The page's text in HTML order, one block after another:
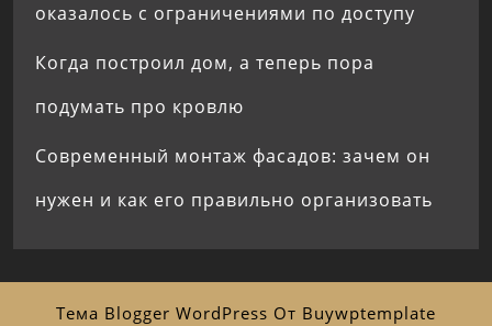
оказалось с ограничениями по доступу
Когда построил дом, а теперь пора
подумать про кровлю
Современный монтаж фасадов: зачем он
нужен и как его правильно организовать
Тема Blogger WordPress От Buywptemplate